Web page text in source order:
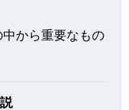
から重要なもの